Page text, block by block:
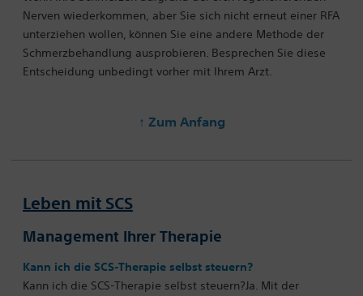
Nerven wiederkommen, aber Sie sich nicht erneut einer RFA
unterziehen wollen, können Sie eine andere Methode der
Schmerzbehandlung ausprobieren. Besprechen Sie diese
Entscheidung unbedingt vorher mit Ihrem Arzt.
↑ Zum Anfang
Leben mit SCS
Management Ihrer Therapie
Kann ich die SCS-Therapie selbst steuern?
Kann ich die SCS-Therapie selbst steuern?Ja. Mit der